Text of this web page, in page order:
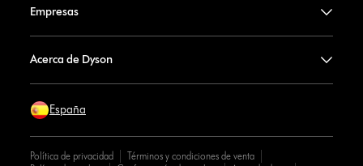
Empresas
Acerca de Dyson
España
Política de privacidad
Términos y condiciones de venta